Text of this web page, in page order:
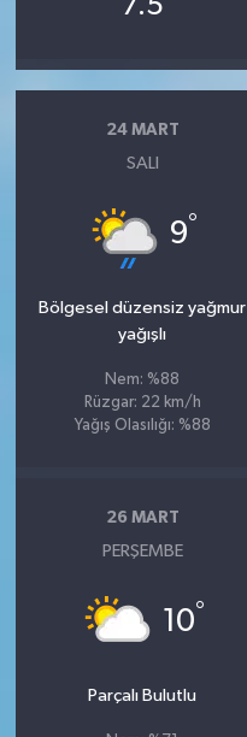
24 MART
SALI
9°
Bölgesel düzensiz yağmur
yağışlı
Nem: %88
Rüzgar: 22 km/h
Yağış Olasılığı: %88
26 MART
PERŞEMBE
10°
Parçalı Bulutlu